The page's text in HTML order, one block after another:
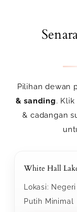
Pilihan dewan
& sanding. Klik
& cadangan
White Hall
Lokasi:
Putih Minimal